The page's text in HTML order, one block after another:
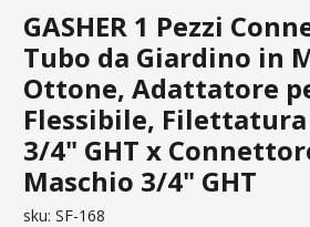
GASHER 1 Pezzi
Tubo da Giardino in
Ottone, Adattatore
Flessibile,
3/4" GHT x
Maschio 3/4" GHT
sku: SF-168